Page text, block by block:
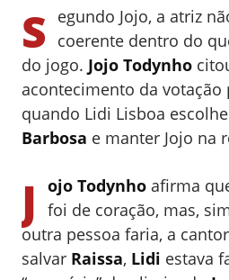
S
egundo Jojo, a atriz
coerente dentro do
do jogo. Jojo Todynho
acontecimento da votação
quando Lidi Lisboa
Barbosa e manter Jojo na
J ojo Todynho afirma
foi de coração, mas,
outra pessoa faria, a
salvar Raissa, Lidi estava